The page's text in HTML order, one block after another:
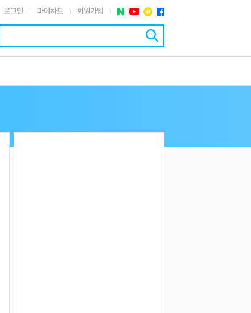
로그인 마이차트 회원가입